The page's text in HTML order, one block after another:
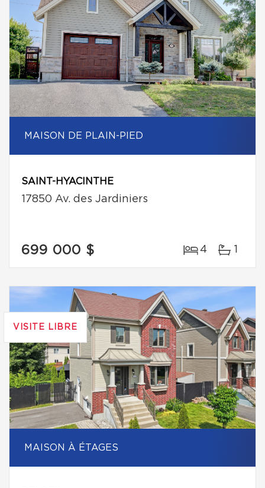
MAISON DE PLAIN-PIED
SAINT-HYACINTHE
17850 Av. des Jardiniers
699 000 $ 4 1
VISITE LIBRE
MAISON À ÉTAGES